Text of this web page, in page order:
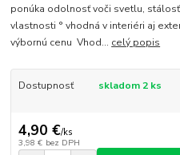
ponúka odolnosť voči svetlu,
vlastnosti ° vhodná v interiéri aj
výbornú cenu Vhod... celý popis
Dostupnosť skladom 2 ks
4,90 €/ks
3,98 € bez DPH